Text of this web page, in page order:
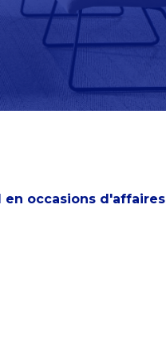
occasions d'affaires